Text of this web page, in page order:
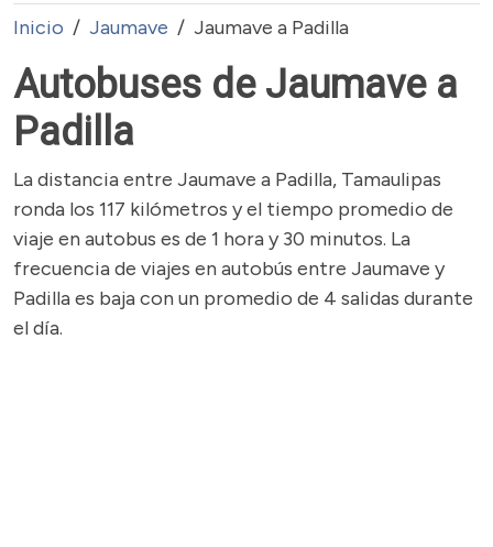
Inicio Jaumave Jaumave a Padilla
Autobuses de Jaumave a
Padilla
La distancia entre Jaumave a Padilla, Tamaulipas
ronda los 117 kilómetros y el tiempo promedio de
viaje en autobus es de 1 hora y 30 minutos. La
frecuencia de viajes en autobús entre Jaumave y
Padilla es baja con un promedio de 4 salidas durante
el día.